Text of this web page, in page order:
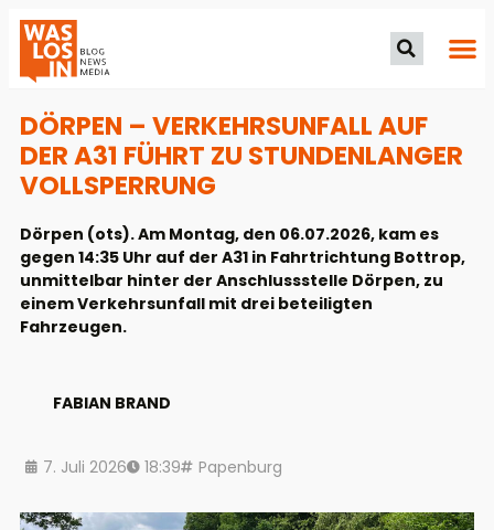
DÖRPEN – VERKEHRSUNFALL AUF
DER A31 FÜHRT ZU STUNDENLANGER
VOLLSPERRUNG
Dörpen (ots). Am Montag, den 06.07.2026, kam es
gegen 14:35 Uhr auf der A31 in Fahrtrichtung Bottrop,
unmittelbar hinter der Anschlussstelle Dörpen, zu
einem Verkehrsunfall mit drei beteiligten
Fahrzeugen.
FABIAN BRAND
7. Juli 2026 18:39 Papenburg